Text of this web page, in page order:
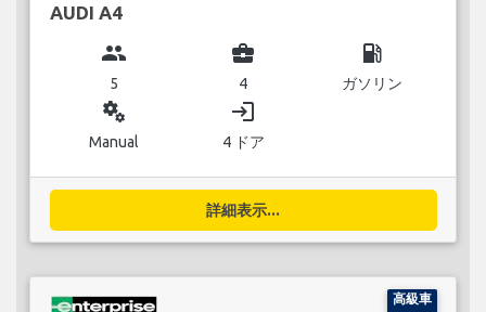
AUDI A4
group
5
business_center
4
local_gas_station
ガソリン
miscellaneous_services
Manual
login
4 ドア
詳細表示...
高級車